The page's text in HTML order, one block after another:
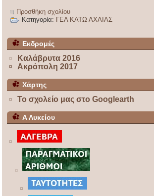
Προσθήκη σχολίου
Κατηγορία: ΓΕΛ ΚΑΤΩ ΑΧΑΙΑΣ
Εκδρομές
Καλάβρυτα 2016
Ακρόπολη 2017
Χάρτης
Το σχολείο μας στο Googlearth
Α Λυκείου